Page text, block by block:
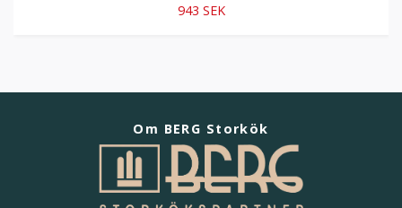
943 SEK
Om BERG Storkök